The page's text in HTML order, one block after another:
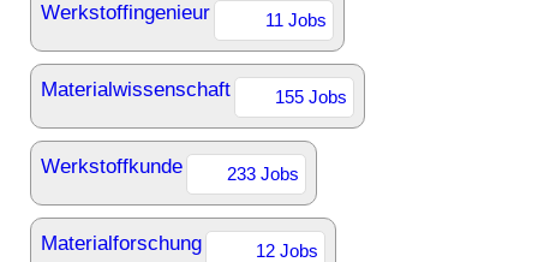
Werkstoffingenieur 11 Jobs
Materialwissenschaft 155 Jobs
Werkstoffkunde 233 Jobs
Materialforschung 12 Jobs